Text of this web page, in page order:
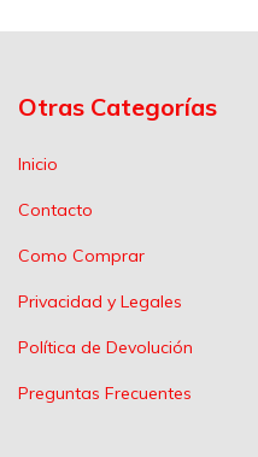
Otras Categorías
Inicio
Contacto
Como Comprar
Privacidad y Legales
Política de Devolución
Preguntas Frecuentes